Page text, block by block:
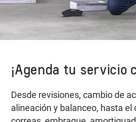
¡Agenda tu servicio
Desde revisiones, cambio de
alineación y balanceo, hasta el